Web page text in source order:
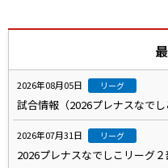
2026年08月05日 リーグ
試合情報（2026プレナスなでし
2026年07月31日 リーグ
2026プレナスなでしこリーグ